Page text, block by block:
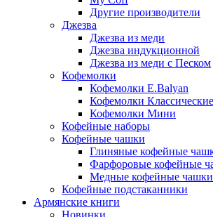
Другие производители
Джезва
Джезва из меди
Джезва индукционной
Джезва из меди с Песком
Кофемолки
Кофемолки E.Balyan
Кофемолки Классические
Кофемолки Мини
Кофейные наборы
Кофейные чашки
Глиняные кофейные
Фарфоровые кофейные
Медные кофейные чашки
Кофейные подстаканники
Армянские книги
Новинки